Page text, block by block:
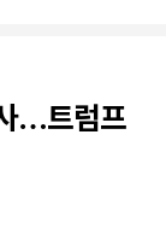
…트럼프